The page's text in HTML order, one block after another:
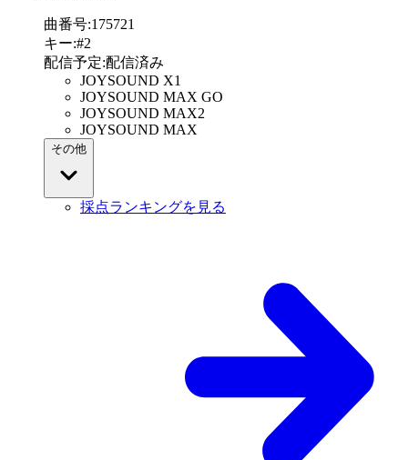
曲番号:175721
キー:#2
配信予定:配信済み
JOYSOUND X1
JOYSOUND MAX GO
JOYSOUND MAX2
JOYSOUND MAX
その他
採点ランキングを見る